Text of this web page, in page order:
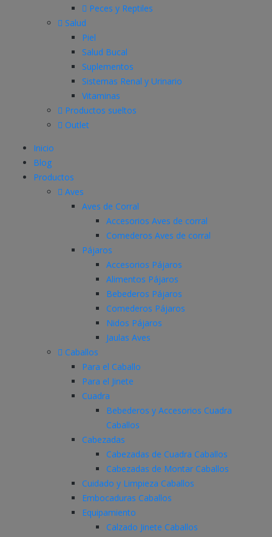
Peces y Reptiles
Salud
Piel
Salud Bucal
Suplementos
Sistemas Renal y Urinario
Vitaminas
Productos sueltos
Outlet
Inicio
Blog
Productos
Aves
Aves de Corral
Accesorios Aves de corral
Comederos Aves de corral
Pájaros
Accesorios Pájaros
Alimentos Pájaros
Bebederos Pájaros
Comederos Pájaros
Nidos Pájaros
Jaulas Aves
Caballos
Para el Caballo
Para el Jinete
Cuadra
Bebederos y Accesorios Cuadra
Caballos
Cabezadas
Cabezadas de Cuadra Caballos
Cabezadas de Montar Caballos
Cuidado y Limpieza Caballos
Embocaduras Caballos
Equipamiento
Calzado Jinete Caballos